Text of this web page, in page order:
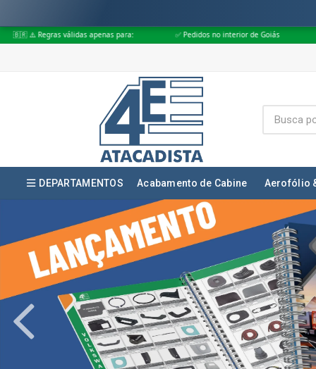
para: ✅ Pedidos no interior de Goiás ✅ Pedidos aprovados até às
DEPARTAMENTOS Acabamento de Cabine Aerofólio